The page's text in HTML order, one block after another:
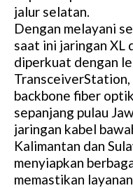
jalur selatan.
Dengan melayani
saat ini jaringan XL
diperkuat dengan
backbone fiber
sepanjang pulau
jaringan kabel
Kalimantan dan
menyiapkan
memastikan